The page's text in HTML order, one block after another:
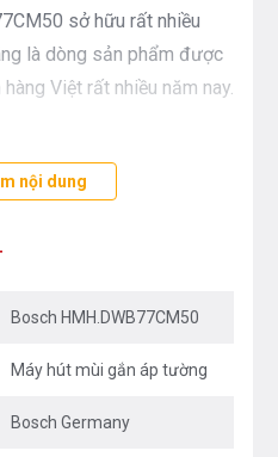
sở hữu rất nhiều
là dòng sản phẩm được
Việt rất nhiều năm nay.
hút mùi chỉ có 50% lượng
trên máy hút mùi
giảm hiệu quả hút.
mọi căn bếp
nội dung
Bosch HMH.DWB77CM50
Máy hút mùi gắn áp tường
Bosch Germany